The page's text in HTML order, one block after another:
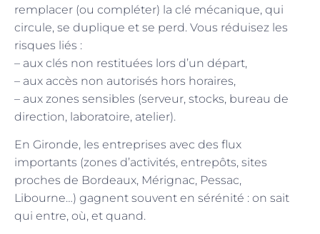
remplacer (ou compléter) la clé mécanique, qui
circule, se duplique et se perd. Vous réduisez les
risques liés :
– aux clés non restituées lors d’un départ,
– aux accès non autorisés hors horaires,
– aux zones sensibles (serveur, stocks, bureau de
direction, laboratoire, atelier).
En Gironde, les entreprises avec des flux
importants (zones d’activités, entrepôts, sites
proches de Bordeaux, Mérignac, Pessac,
Libourne…) gagnent souvent en sérénité : on sait
qui entre, où, et quand.